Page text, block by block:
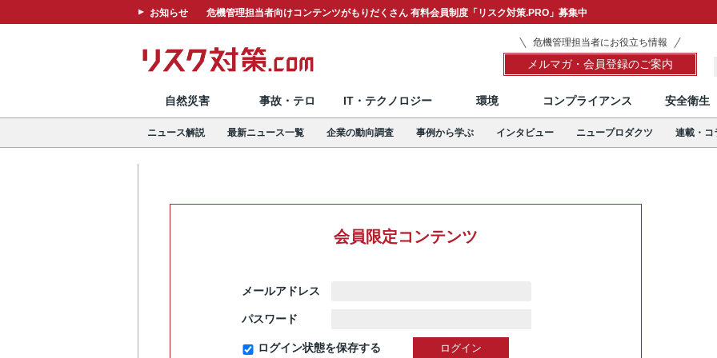
お知らせ 危機管理担当者向けコンテンツがもりだくさん 有料会員制度「リスク対策.PRO」募集中
危機管理担当者にお役立ち情報
メルマガ・会員登録のご案内
自然災害 事故・テロ IT・テクノロジー 環境 コンプライアンス 安全衛生
ニュース解説 最新ニュース一覧 企業の動向調査 事例から学ぶ インタビュー ニュープロダクツ 連載・コ
会員限定コンテンツ
メールアドレス
パスワード
ログイン状態を保存する